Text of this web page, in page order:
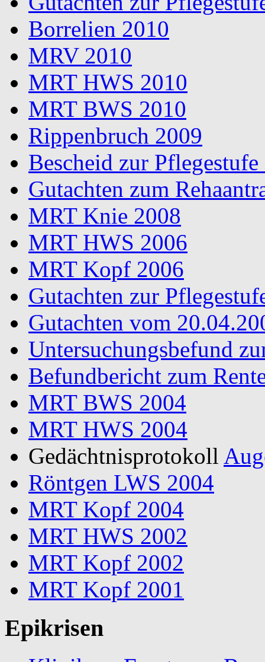
Borrelien 2010
MRV 2010
MRT HWS 2010
MRT BWS 2010
Rippenbruch 2009
Bescheid zur
Gutachten zum
MRT Knie 2008
MRT HWS 2006
MRT Kopf 2006
Gutachten zur
Gutachten vom
Untersuchungsbefund
Befundbericht zum
MRT BWS 2004
MRT HWS 2004
Gedächtnisprotokoll
Röntgen LWS 2004
MRT Kopf 2004
MRT HWS 2002
MRT Kopf 2002
MRT Kopf 2001
Epikrisen